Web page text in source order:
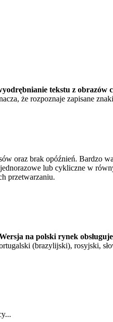
tekstu z obrazów
że rozpoznaje zapisane
oraz brak opóźnień. Bardzo
lub cykliczne w
przetwarzaniu.
na polski rynek
(brazylijski), rosyjski,